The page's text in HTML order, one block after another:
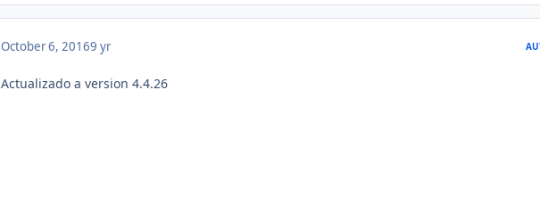
October 6, 20169 yr
Actualizado a version 4.4.26